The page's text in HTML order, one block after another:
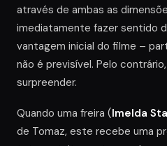
através de ambas as
imediatamente fazer sentido
vantagem inicial do filme –
não é previsível. Pelo
surpreender.
Quando uma freira (Imelda
de Tomaz, este recebe uma